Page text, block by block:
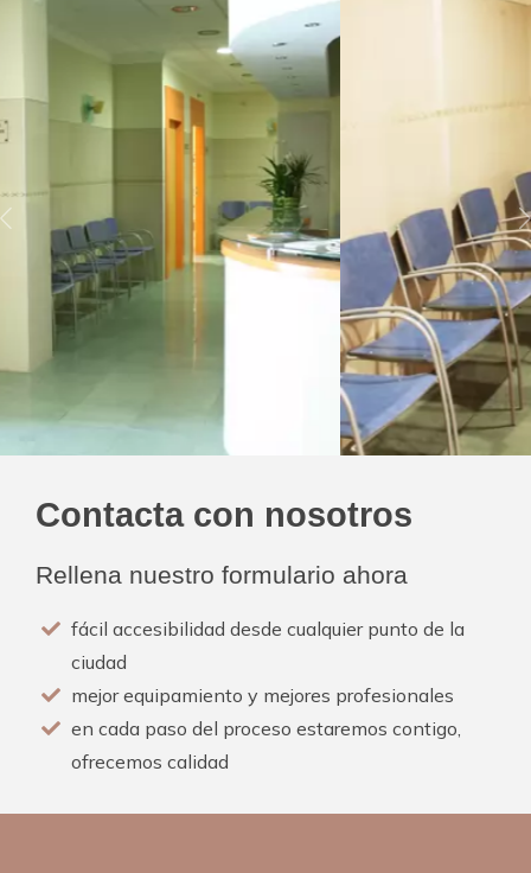
Previous
Contacta con nosotros
Rellena nuestro formulario ahora
fácil accesibilidad desde cualquier punto de la
ciudad
mejor equipamiento y mejores profesionales
en cada paso del proceso estaremos contigo,
ofrecemos calidad